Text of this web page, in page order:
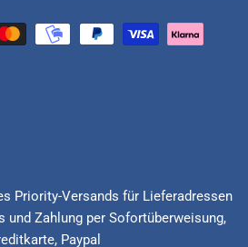
Priority-Versands für Lieferadressen
und Zahlung per Sofortüberweisung,
Paypal